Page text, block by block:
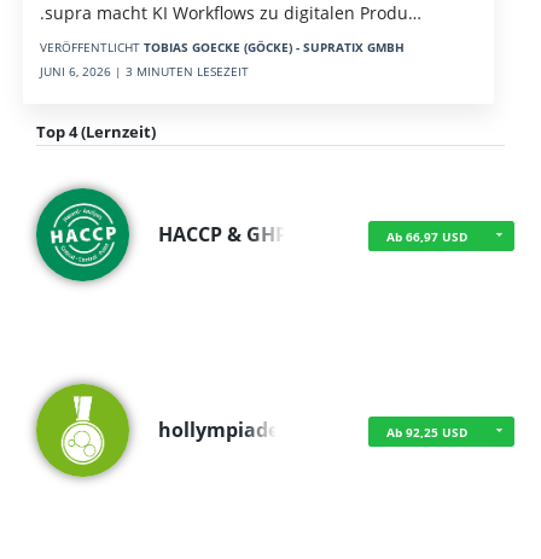
.supra macht KI Workflows zu digitalen Produ…
VERÖFFENTLICHT TOBIAS GOECKE (GÖCKE) - SUPRATIX GMBH
JUNI 6, 2026 | 3 MINUTEN LESEZEIT
Top 4 (Lernzeit)
HACCP & GHP Ab 66,97 USD
hollympiade Ab 92,25 USD